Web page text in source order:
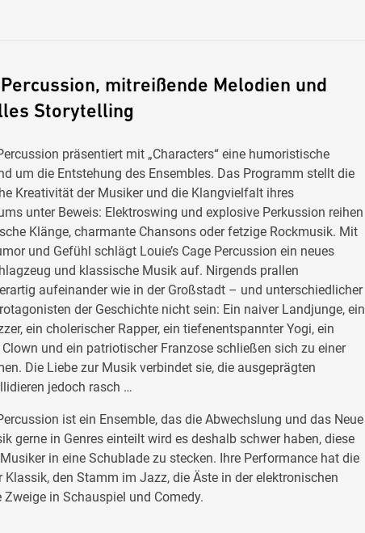
mitreißende Melodien und
Storytelling
präsentiert mit „Characters“ eine humoristische
um die Entstehung des Ensembles. Das Programm stellt die
Kreativität der Musiker und die Klangvielfalt ihres
unter Beweis: Elektroswing und explosive Perkussion reihen
Klänge, charmante Chansons oder fetzige Rockmusik. Mit
und Gefühl schlägt Louie’s Cage Percussion ein neues
und klassische Musik auf. Nirgends prallen
aufeinander wie in der Großstadt – und unterschiedlicher
der Geschichte nicht sein: Ein naiver Landjunge, ein
ein cholerischer Rapper, ein tiefenentspannter Yogi, ein
und ein patriotischer Franzose schließen sich zu einer
Die Liebe zur Musik verbindet sie, die ausgeprägten
jedoch rasch …
ist ein Ensemble, das die Abwechslung und das Neue
gerne in Genres einteilt wird es deshalb schwer haben, diese
in eine Schublade zu stecken. Ihre Performance hat die
Klassik, den Stamm im Jazz, die Äste in der elektronischen
in Schauspiel und Comedy.